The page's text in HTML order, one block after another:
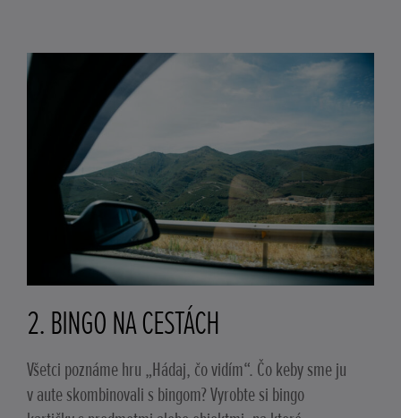
2. BINGO NA CESTÁCH
Všetci poznáme hru „Hádaj, čo vidím“. Čo keby sme ju
v aute skombinovali s bingom? Vyrobte si bingo